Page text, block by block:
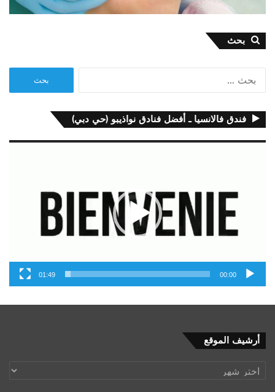
بحث
فندق فالانسيا ـ أفضل فنادق نواذيبو (حي دبي)
مشغل
00:00
01:49
أرشيف الموقع
أرشيف
الموقع